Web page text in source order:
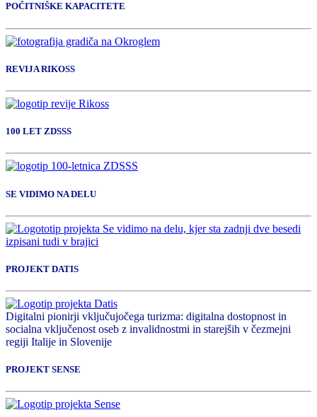
POČITNIŠKE KAPACITETE
REVIJA RIKOSS
100 LET ZDSSS
SE VIDIMO NA DELU
PROJEKT DATIS
Digitalni pionirji vključujočega turizma: digitalna dostopnost in
socialna vključenost oseb z invalidnostmi in starejših v čezmejni
regiji Italije in Slovenije
PROJEKT SENSE